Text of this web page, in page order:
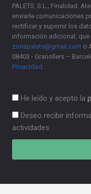
PALETS, S.L.; Finalidad:
enviarle comunicaciones
rectificar y suprimir los
información adicional,
zonapalets@gmail.com o
08403 - Granollers –
Privacidad.
He leído y acepto la
Deseo recibir
actividades.